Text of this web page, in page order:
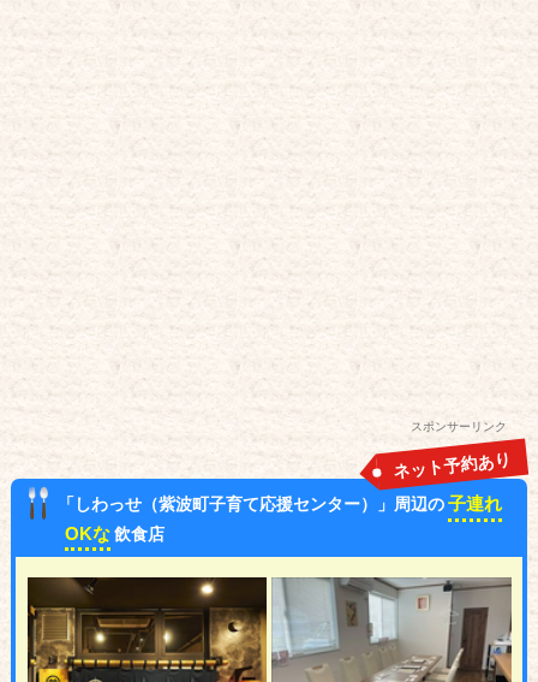
スポンサーリンク
「しわっせ（紫波町子育て応援センター）」周辺の子連れ
OKな 飲食店
ネット予約あり